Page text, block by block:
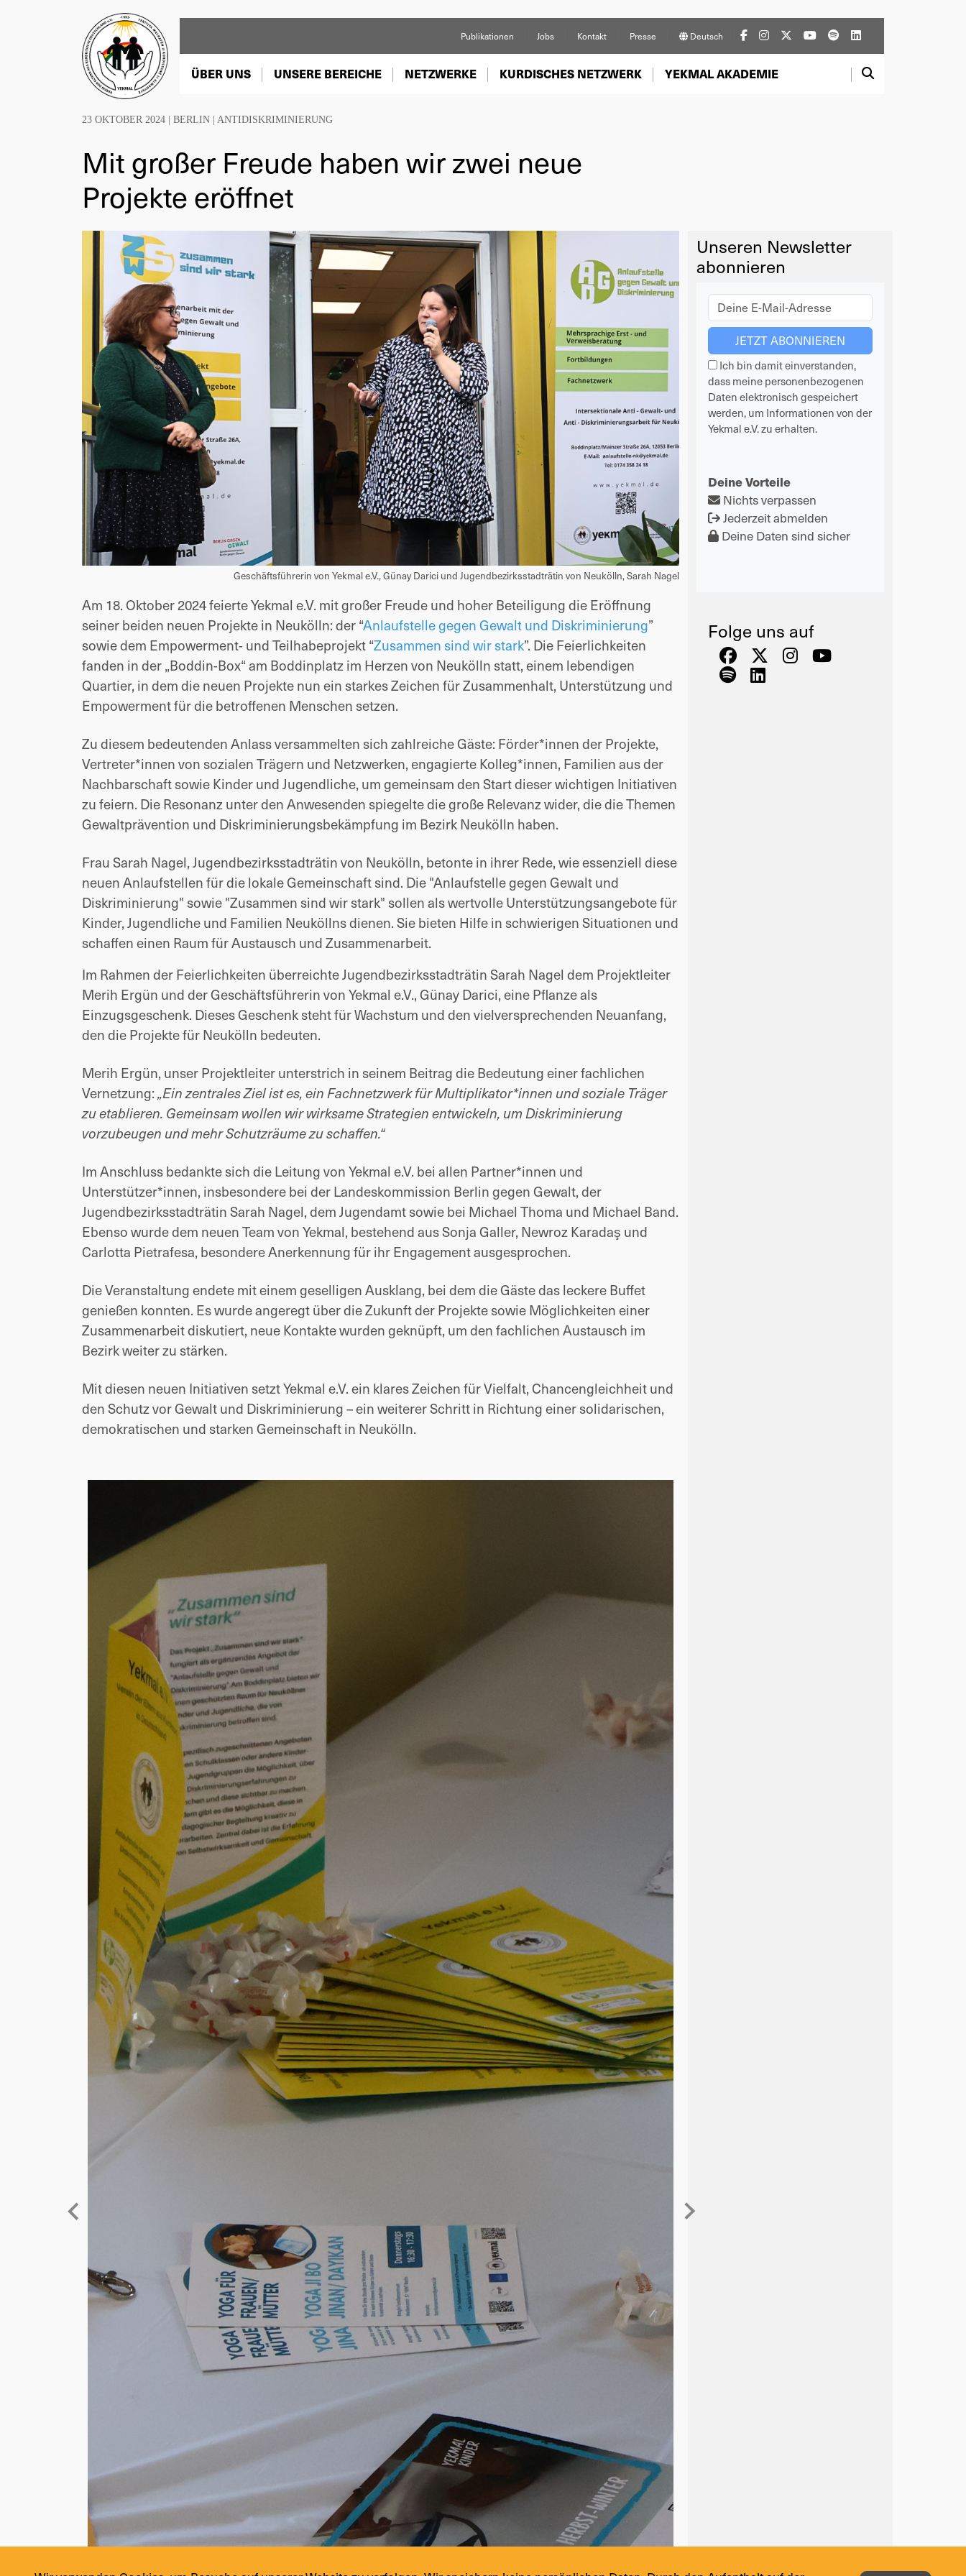
Publikationen Jobs Kontakt Presse Deutsch
ÜBER UNS UNSERE BEREICHE NETZWERKE KURDISCHES NETZWERK YEKMAL AKADEMIE
23 OKTOBER 2024 | BERLIN ANTIDISKRIMINIERUNG
Mit großer Freude haben wir zwei neue
Projekte eröffnet
Geschäftsführerin von Yekmal e.V., Günay Darici und Jugendbezirksstadträtin von Neukölln, Sarah Nagel
Am 18. Oktober 2024 feierte Yekmal e.V. mit großer Freude und hoher Beteiligung die Eröffnung
seiner beiden neuen Projekte in Neukölln: der “Anlaufstelle gegen Gewalt und Diskriminierung”
sowie dem Empowerment- und Teilhabeprojekt “Zusammen sind wir stark”. Die Feierlichkeiten
fanden in der „Boddin-Box“ am Boddinplatz im Herzen von Neukölln statt, einem lebendigen
Quartier, in dem die neuen Projekte nun ein starkes Zeichen für Zusammenhalt, Unterstützung und
Empowerment für die betroffenen Menschen setzen.
Zu diesem bedeutenden Anlass versammelten sich zahlreiche Gäste: Förder*innen der Projekte,
Vertreter*innen von sozialen Trägern und Netzwerken, engagierte Kolleg*innen, Familien aus der
Nachbarschaft sowie Kinder und Jugendliche, um gemeinsam den Start dieser wichtigen Initiativen
zu feiern. Die Resonanz unter den Anwesenden spiegelte die große Relevanz wider, die die Themen
Gewaltprävention und Diskriminierungsbekämpfung im Bezirk Neukölln haben.
Frau Sarah Nagel, Jugendbezirksstadträtin von Neukölln, betonte in ihrer Rede, wie essenziell diese
neuen Anlaufstellen für die lokale Gemeinschaft sind. Die "Anlaufstelle gegen Gewalt und
Diskriminierung" sowie "Zusammen sind wir stark" sollen als wertvolle Unterstützungsangebote für
Kinder, Jugendliche und Familien Neuköllns dienen. Sie bieten Hilfe in schwierigen Situationen und
schaffen einen Raum für Austausch und Zusammenarbeit.
Im Rahmen der Feierlichkeiten überreichteJugendbezirksstadträtin Sarah Nagel dem Projektleiter
Merih Ergün und der Geschäftsführerin von Yekmal e.V., Günay Darici, eine Pflanze als
Einzugsgeschenk. Dieses Geschenk steht für Wachstum und den vielversprechenden Neuanfang,
den die Projekte für Neukölln bedeuten.
Merih Ergün, unser Projektleiter unterstrich in seinem Beitrag die Bedeutung einer fachlichen
Vernetzung: „Ein zentrales Ziel ist es, ein Fachnetzwerk für Multiplikator*innen und soziale Träger
zu etablieren. Gemeinsam wollen wir wirksame Strategien entwickeln, um Diskriminierung
vorzubeugen und mehr Schutzräume zu schaffen.“
Im Anschluss bedankte sich die Leitung von Yekmal e.V. bei allen Partner*innen und
Unterstützer*innen, insbesondere bei der Landeskommission Berlin gegen Gewalt, der
Jugendbezirksstadträtin Sarah Nagel, dem Jugendamt sowie bei Michael Thoma und Michael Band.
Ebenso wurde dem neuen Team von Yekmal, bestehend aus Sonja Galler, Newroz Karadaş und
Carlotta Pietrafesa, besondere Anerkennung für ihr Engagement ausgesprochen.
Die Veranstaltung endete mit einem geselligen Ausklang, bei dem die Gäste das leckere Buffet
genießen konnten. Es wurde angeregt über die Zukunft der Projekte sowie Möglichkeiten einer
Zusammenarbeit diskutiert, neue Kontakte wurden geknüpft, um den fachlichen Austausch im
Bezirk weiter zu stärken.
Mit diesen neuen Initiativen setzt Yekmal e.V. ein klares Zeichen für Vielfalt, Chancengleichheit und
den Schutz vor Gewalt und Diskriminierung – ein weiterer Schritt in Richtung einer solidarischen,
demokratischen und starken Gemeinschaft in Neukölln.
Unseren Newsletter
abonnieren
Ich bin damit einverstanden,
dass meine personenbezogenen
Daten elektronisch gespeichert
werden, um Informationen von der
Yekmal e.V. zu erhalten.
Deine Vorteile
Nichts verpassen
Jederzeit abmelden
Deine Daten sind sicher
Folge uns auf